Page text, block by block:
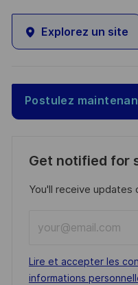
Explorez un site
Postulez
Get notified for
You'll receive updates
Email
address
(Required)
Required
Lire et accepter les
informations